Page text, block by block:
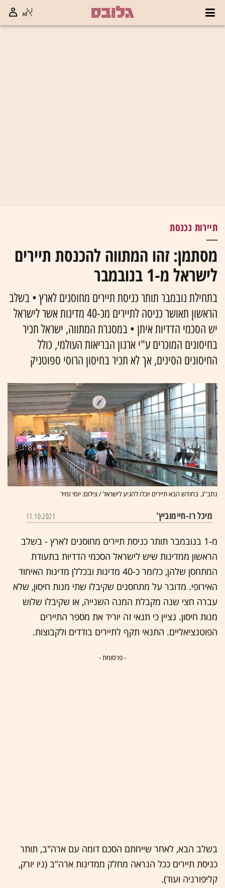
תיירות נכנסת
מסתמן: זהו המתווה להכנסת תיירים
לישראל מ-1 בנובמבר
בתחילת נובמבר תותר כניסת תיירים מחוסנים לארץ • בשלב
הראשון תאושר כניסה לתיירים מכ-40 מדינות אשר לישראל
יש הסכמי הדדיות איתן • במסגרת המתווה, ישראל תכיר
בחיסונים המוכרים ע"י ארגון הבריאות העולמי, כולל
החיסונים הסינים, אך לא תכיר בחיסון הרוסי ספוטניק
נתב''ג. בחודש הבא תיירים יוכלו להגיע לישראל / צילום: יוסי זמיר
מיכל רז-חיימוביץ' 11.10.2021
מ-1 בנובמבר תותר כניסת תיירים מחוסנים לארץ - בשלב
הראשון ממדינות שיש לישראל הסכמי הדדיות בתעודת
המתחסן שלהן, כלומר כ-40 מדינות ובכללן מדינות האיחוד
האירופי. מדובר על מתחסנים שקיבלו שתי מנות חיסון, שלא
עברה חצי שנה מקבלת המנה השנייה, או שקיבלו שלוש
מנות חיסון. נציין כי תנאי זה יוריד את מספר התיירים
הפוטנציאליים. התנאי תקף לתיירים בודדים ולקבוצות.
- פרסומת -
בשלב הבא, לאחר שייחתם הסכם דומה עם ארה"ב, תותר
כניסת תיירים ככל הנראה מחלק ממדינות ארה"ב (ניו יורק,
קליפורניה ועוד).